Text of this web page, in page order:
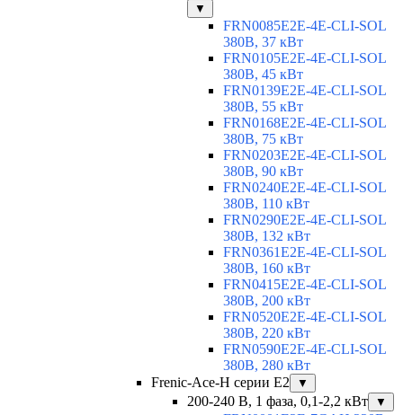
▼
FRN0085E2E-4E-CLI-SOL
380В, 37 кВт
FRN0105E2E-4E-CLI-SOL
380В, 45 кВт
FRN0139E2E-4E-CLI-SOL
380В, 55 кВт
FRN0168E2E-4E-CLI-SOL
380В, 75 кВт
FRN0203E2E-4E-CLI-SOL
380В, 90 кВт
FRN0240E2E-4E-CLI-SOL
380В, 110 кВт
FRN0290E2E-4E-CLI-SOL
380В, 132 кВт
FRN0361E2E-4E-CLI-SOL
380В, 160 кВт
FRN0415E2E-4E-CLI-SOL
380В, 200 кВт
FRN0520E2E-4E-CLI-SOL
380В, 220 кВт
FRN0590E2E-4E-CLI-SOL
380В, 280 кВт
Frenic-Ace-H серии E2
▼
200-240 В, 1 фаза, 0,1-2,2 кВт ▼